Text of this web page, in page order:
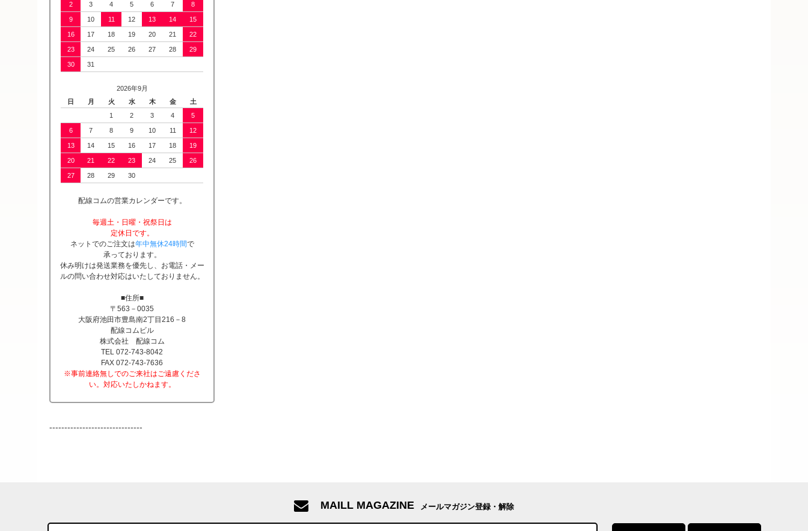
2 3 4 5 6 7 8
9 10 11 12 13 14 15
16 17 18 19 20 21 22
23 24 25 26 27 28 29
30 31
2026年9月
日
月 火 水 木 金
土
1
2 3 4 5
6 7 8 9 10 11 12
13 14 15 16 17 18 19
20 21 22 23 24 25 26
27 28 29 30
配線コムの営業カレンダーです。
毎週土・日曜・祝祭日は
定休日です。
ネットでのご注文は年中無休24時間で
承っております。
休み明けは発送業務を優先し、お電話・メー
ルの問い合わせ対応はいたしておりません。
■住所■
〒563－0035
大阪府池田市豊島南2丁目216－8
配線コムビル
株式会社 配線コム
TEL 072-743-8042
FAX 072-743-7636
※事前連絡無しでのご来社はご遠慮くださ
い。対応いたしかねます。
-------------------------------
MAILL MAGAZINE メールマガジン登録・解除